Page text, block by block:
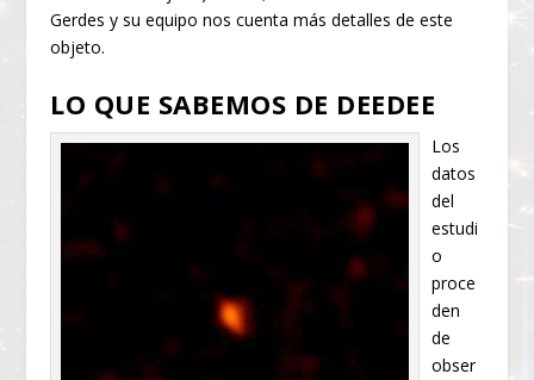
Gerdes y su equipo nos cuenta más detalles de este
objeto.
LO QUE SABEMOS DE DEEDEE
Los
datos
del
estudi
o
proce
den
de
obser